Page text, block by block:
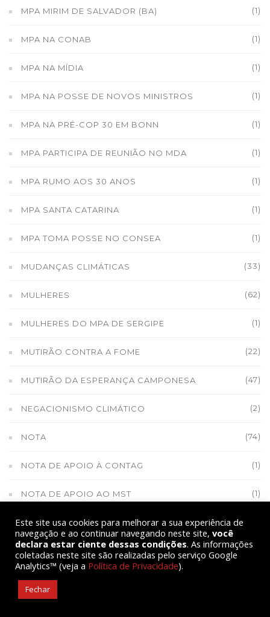
MPA MIRIM DE SALVADOR (BA) (1)
MPA NA CONAB (1)
MPA NA MÍDIA (1)
MPA NA POSSE DE NOVOS MINISTROS (1)
MPA NA PRÉ-COP 30 EM BONN (1)
MPA PARTICIPA DE REUNIÃO NO MDA (1)
MPA RUMO AOS 30 ANOS (1)
MPA SANTA CATARINA (1)
MPA TOMA POSSE NO CONSEA (1)
MUDANÇAS CLIMÁTICAS (33)
MULHERES (62)
MULHERES DO MPA DE SERGIPE (1)
MUTIRÃO CONTRA A FOME (22)
MUTIRÃO DA ESPERANÇA CAMPONESA (47)
NEGACIONISMO CLIMÁTICO (2)
NOTA (74)
NOTA DE APOIO À CONTAG (1)
NOTA DE APOIO AO MST (1)
NOTA DE REPÚDIO DO MPA
NOTA DE SOLIDARIEDADE (1)
NOVA CHAMADA DO PAA
Este site usa cookies para melhorar a sua experiência de
navegação e ao continuar navegando neste site, você
declara estar ciente dessas condições. As informações
coletadas neste site são realizadas pelo serviço Google
Analytics™ (veja a Política de Privacidade).
Fechar